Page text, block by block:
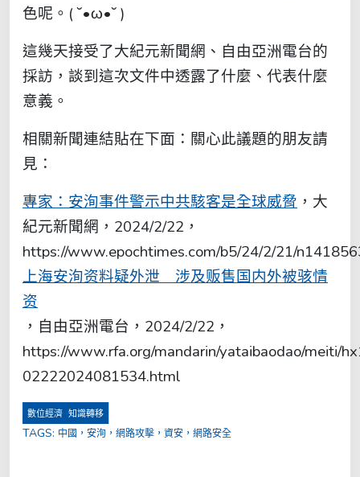
色呢。( ˘•ω•˘ )
這幾天接受了大紀元新聞網、自由亞洲電台的
採訪，談到這次文件中透露了什麼、代表什麼
意義。
相關新聞連結貼在下面：關心此議題的朋友請
見：
專家：安洵事件警示中共駭客是全球威脅 ，大
紀元新聞網，2024/2/22，
https://www.epochtimes.com/b5/24/2/21/
上海安洵资料疑外泄 涉及贩售国内外被骇情
资
，自由亞洲電台，2024/2/22，
https://www.rfa.org/mandarin/yataibaodao/meiti/
02222024081534.html
數位經濟 知識轉移
TAGS: 中國，安洵，網路攻擊，資安，網路安全